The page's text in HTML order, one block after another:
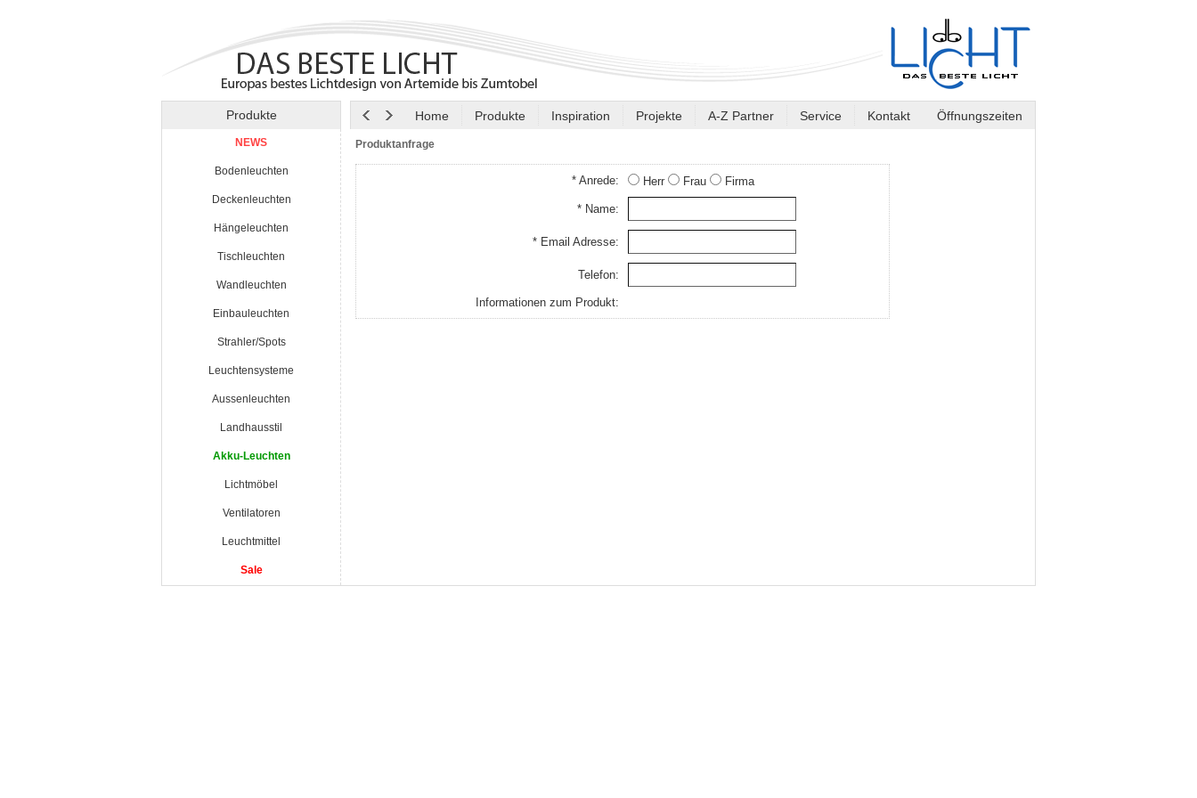
Produkte Home Produkte Inspiration Projekte A-Z Partner Service Kontakt Öffnungszeiten
NEWS
Bodenleuchten
Deckenleuchten
Hängeleuchten
Tischleuchten
Wandleuchten
Einbauleuchten
Strahler/Spots
Leuchtensysteme
Aussenleuchten
Landhausstil
Akku-Leuchten
Lichtmöbel
Ventilatoren
Leuchtmittel
Sale
Produktanfrage
* Anrede: Herr Frau Firma
* Name:
* Email Adresse:
Telefon:
Informationen zum Produkt: